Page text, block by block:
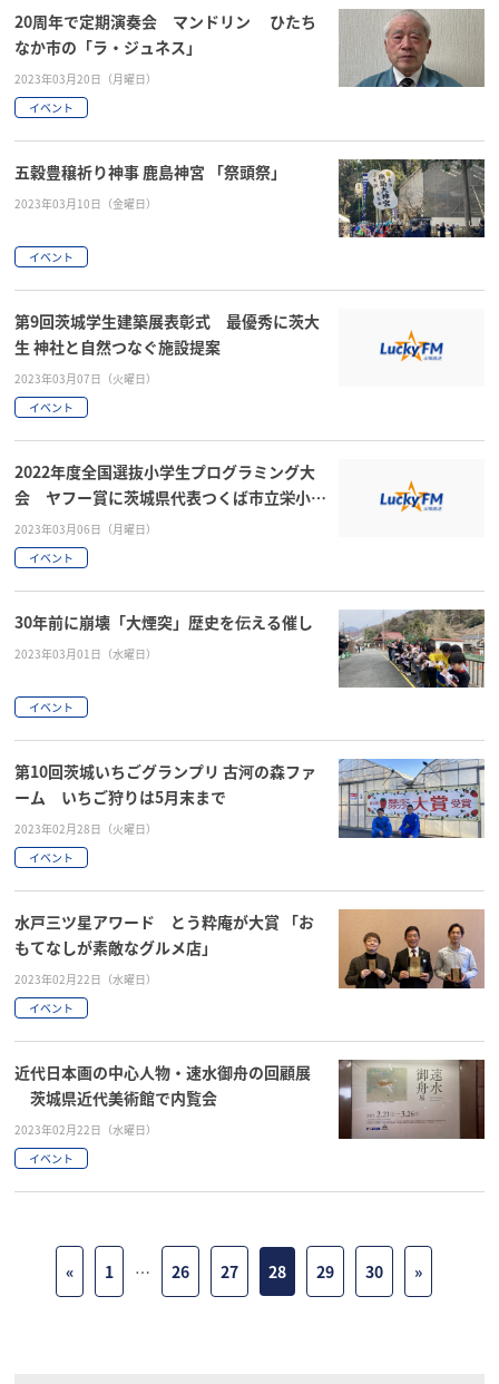
20周年で定期演奏会 マンドリン ひたち
なか市の「ラ・ジュネス」
2023年03月20日（月曜日）
イベント
五穀豊穣祈り神事 鹿島神宮 「祭頭祭」
2023年03月10日（金曜日）
イベント
第9回茨城学生建築展表彰式 最優秀に茨大
生 神社と自然つなぐ施設提案
2023年03月07日（火曜日）
イベント
2022年度全国選抜小学生プログラミング大
会 ヤフー賞に茨城県代表つくば市立栄小5
年池畑尚さん！
2023年03月06日（月曜日）
イベント
30年前に崩壊「大煙突」歴史を伝える催し
2023年03月01日（水曜日）
イベント
第10回茨城いちごグランプリ 古河の森ファ
ーム いちご狩りは5月末まで
2023年02月28日（火曜日）
イベント
水戸三ツ星アワード とう粋庵が大賞 「お
もてなしが素敵なグルメ店」
2023年02月22日（水曜日）
イベント
近代日本画の中心人物・速水御舟の回顧展
茨城県近代美術館で内覧会
2023年02月22日（水曜日）
イベント
« 1 … 26 27 28 29 30 »